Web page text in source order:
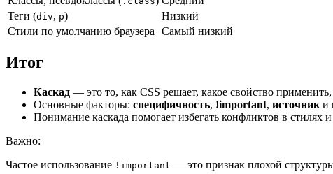
Теги (div, p)
Низкий
Стили по умолчанию браузера
Самый низкий
Итог
Каскад — это то, как CSS решает, какое свойство
Основные факторы: специфичность, !important, источник и
Понимание каскада помогает избегать конфликтов в стилях
Важно:
Частое использование !important — это признак плохой